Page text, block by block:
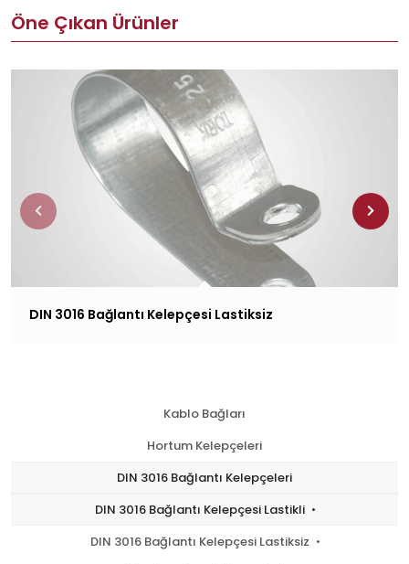
Kablo Bağları
Hortum Kelepçeleri
DIN 3016 Bağlantı Kelepçeleri
DIN 3016 Bağlantı Kelepçesi Lastikli
DIN 3016 Bağlantı Kelepçesi Lastiksiz
Öne Çıkan Ürünler
DIN 3016 Bağlantı Kelepçesi Lastiksiz